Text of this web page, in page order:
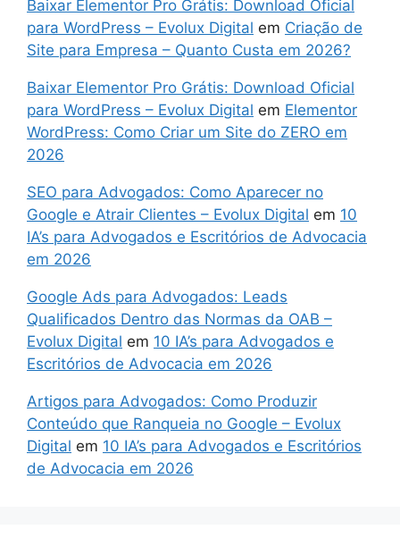
Baixar Elementor Pro Grátis: Download Oficial
para WordPress – Evolux Digital em Criação de
Site para Empresa – Quanto Custa em 2026?
Baixar Elementor Pro Grátis: Download Oficial
para WordPress – Evolux Digital em Elementor
WordPress: Como Criar um Site do ZERO em
2026
SEO para Advogados: Como Aparecer no
Google e Atrair Clientes – Evolux Digital em 10
IA’s para Advogados e Escritórios de Advocacia
em 2026
Google Ads para Advogados: Leads
Qualificados Dentro das Normas da OAB –
Evolux Digital em 10 IA’s para Advogados e
Escritórios de Advocacia em 2026
Artigos para Advogados: Como Produzir
Conteúdo que Ranqueia no Google – Evolux
Digital em 10 IA’s para Advogados e Escritórios
de Advocacia em 2026